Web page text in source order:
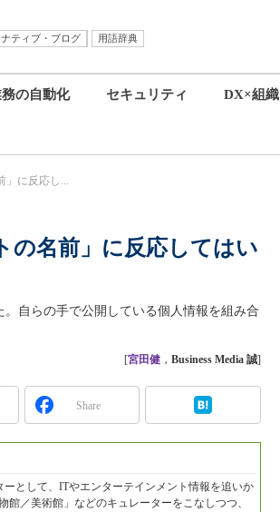
ティブ・ブログ
用語辞典
の自動化 セキュリティ DX×組織
」に反応し...
の名前」に反応してはい
自らの手で公開している個人情報を組み合
[宮田健 ， Business Media 誠]
Share
として、ITやエンターテインメント情報を追いか
／美術館」などのキュレーターをこなしつつ、